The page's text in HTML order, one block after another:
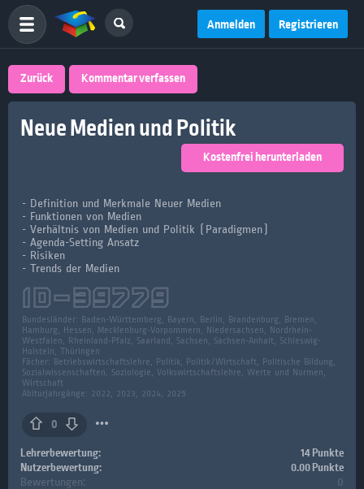
Anmelden Registrieren
Zurück Kommentar verfassen
Neue Medien und Politik
Kostenfrei herunterladen
Lehrerbewertung:
14 Punkte
Nutzerbewertung:
0.00 Punkte
Bewertungen: 0
- Definition und Merkmale Neuer Medien
- Funktionen von Medien
- Verhältnis von Medien und Politik (Paradigmen)
- Agenda-Setting Ansatz
- Risiken
- Trends der Medien
ID-39779
Bundesländer: Baden-Württemberg, Bayern, Berlin, Brandenburg, Bremen,
Hamburg, Hessen, Mecklenburg-Vorpommern, Niedersachsen, Nordrhein-
Westfalen, Rheinland-Pfalz, Saarland, Sachsen, Sachsen-Anhalt, Schleswig-
Holstein, Thüringen
Fächer: Betriebswirtschaftslehre, Politik, Politik/Wirtschaft, Politische Bildung,
Sozialwissenschaften, Soziologie, Volkswirtschaftslehre, Werte und Normen,
Wirtschaft
Abiturjahrgänge: 2022, 2023, 2024, 2025
0